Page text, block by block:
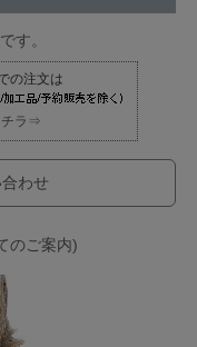
す。
チラ⇒
わせ
のご案内)